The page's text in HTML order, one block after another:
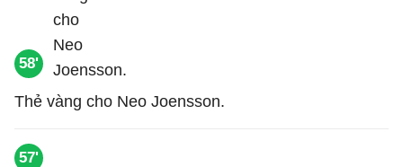
58'
Thẻ vàng cho Neo Joensson.
57'